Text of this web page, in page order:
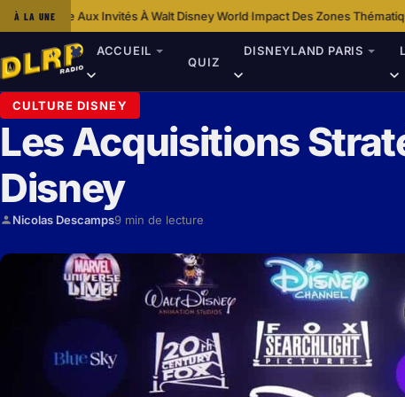
À LA UNE
À Walt Disney World·Impact Des Zones Thématiques De Disneyland
ACCUEIL
QUIZ
DISNEYLAND PARIS
CULTURE DISNEY
Les Acquisitions
Disney
Nicolas Descamps9 min de lecture